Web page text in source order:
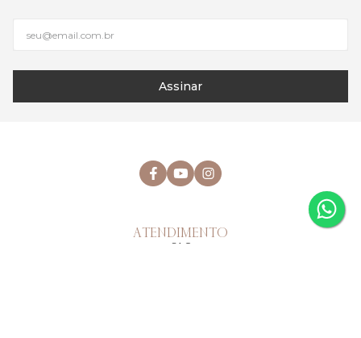
Assinar
ATENDIMENTO
SAC